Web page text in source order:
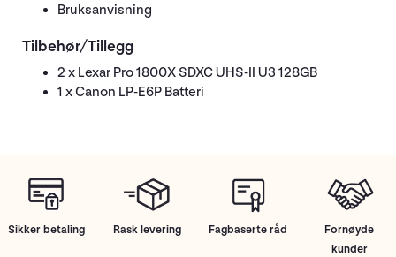
Bruksanvisning
Tilbehør/Tillegg
2 x Lexar Pro 1800X SDXC UHS-II U3 128GB
1 x Canon LP-E6P Batteri
Sikker betaling Rask levering Fagbaserte råd
Fornøyde
kunder